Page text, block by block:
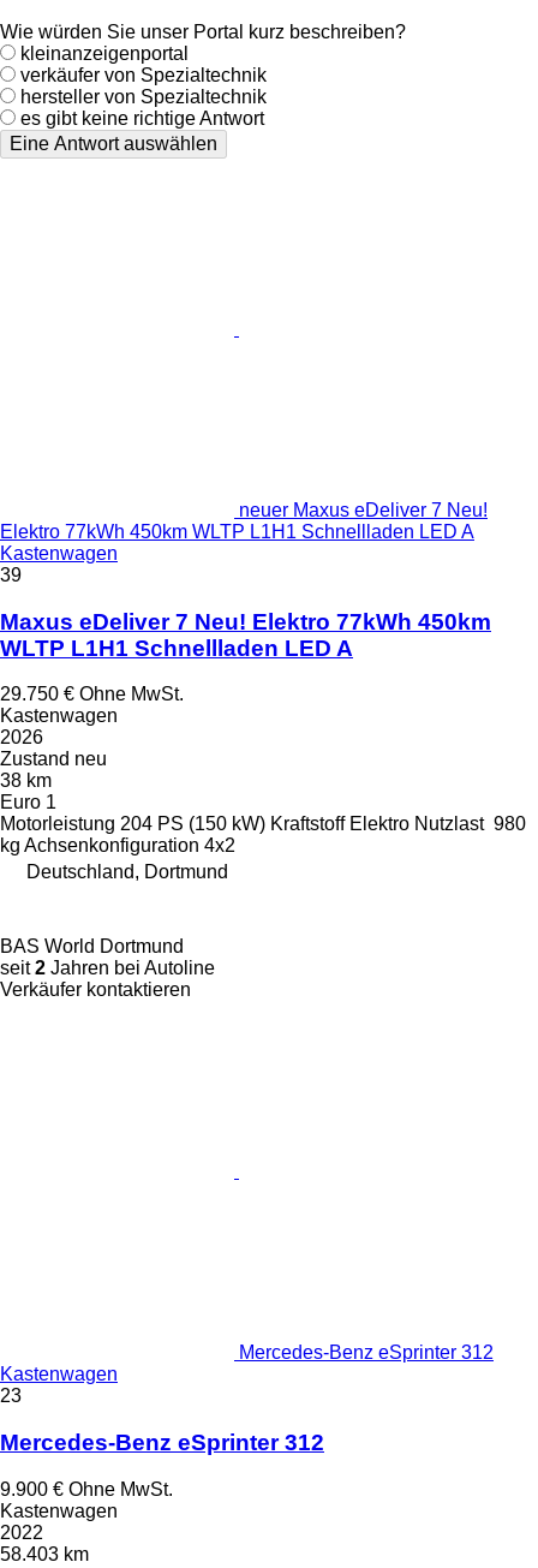
Wie würden Sie unser Portal kurz beschreiben?
kleinanzeigenportal
verkäufer von Spezialtechnik
hersteller von Spezialtechnik
es gibt keine richtige Antwort
Eine Antwort auswählen
neuer Maxus eDeliver 7 Neu!
Elektro 77kWh 450km WLTP L1H1 Schnellladen LED A
Kastenwagen
39
Maxus eDeliver 7 Neu! Elektro 77kWh 450km
WLTP L1H1 Schnellladen LED A
29.750 € Ohne MwSt.
Kastenwagen
2026
Zustand neu
38 km
Euro 1
Motorleistung 204 PS (150 kW) Kraftstoff Elektro Nutzlast 980
kg Achsenkonfiguration 4x2
Deutschland, Dortmund
BAS World Dortmund
seit2 Jahren bei Autoline
Verkäufer kontaktieren
Mercedes-Benz eSprinter 312
Kastenwagen
23
Mercedes-Benz eSprinter 312
9.900 € Ohne MwSt.
Kastenwagen
2022
58.403 km